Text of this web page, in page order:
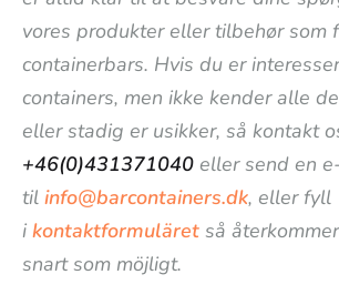
vores produkter eller tilbehør som
containerbars. Hvis du er
containers, men ikke kender alle
eller stadig er usikker, så kontakt
+46(0)431371040 eller send en
til info@barcontainers.dk, eller fyll
i kontaktformuläret så
snart som möjligt.